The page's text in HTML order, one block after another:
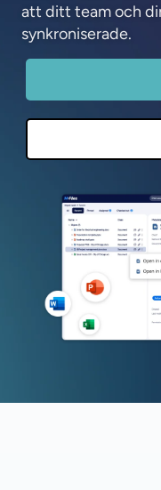
att ditt team och
synkroniserade.